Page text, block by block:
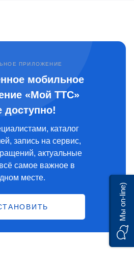
ПРИЛОЖЕНИЕ
мобильное
«Мой ТТС»
доступно!
каталог
запись на сервис,
актуальные
самое важное в
месте.
Мы on-line)